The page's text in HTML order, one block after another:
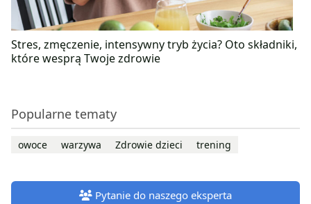
Stres, zmęczenie, intensywny tryb życia? Oto składniki,
które wesprą Twoje zdrowie
Popularne tematy
owoce warzywa Zdrowie dzieci trening
Pytanie do naszego eksperta